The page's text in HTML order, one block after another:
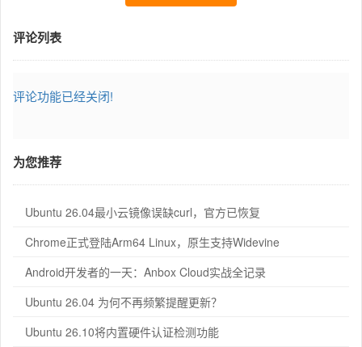
评论列表
评论功能已经关闭!
为您推荐
Ubuntu 26.04最小云镜像误缺curl，官方已恢复
Chrome正式登陆Arm64 Linux，原生支持Widevine
Android开发者的一天：Anbox Cloud实战全记录
Ubuntu 26.04 为何不再频繁提醒更新？
Ubuntu 26.10将内置硬件认证检测功能